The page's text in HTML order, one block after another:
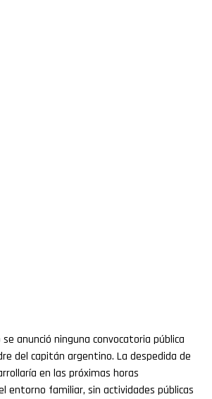
anunció ninguna convocatoria pública
del capitán argentino. La despedida de
en las próximas horas
entorno familiar, sin actividades públicas